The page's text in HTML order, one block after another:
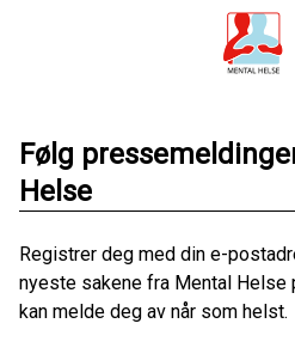
Følg
Helse
Registrer deg med din e-
nyeste sakene fra Mental Helse
kan melde deg av når som helst.